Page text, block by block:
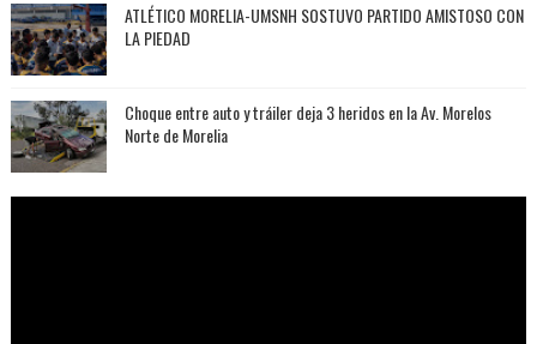
ATLÉTICO MORELIA-UMSNH SOSTUVO PARTIDO AMISTOSO CON
LA PIEDAD
Choque entre auto y tráiler deja 3 heridos en la Av. Morelos
Norte de Morelia